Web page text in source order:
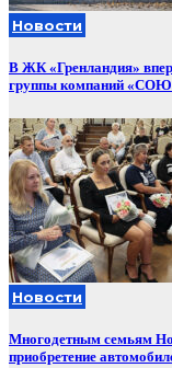
Новости
В ЖК «Гренландия»
группы компаний
Новости
Многодетным семьям
приобретение